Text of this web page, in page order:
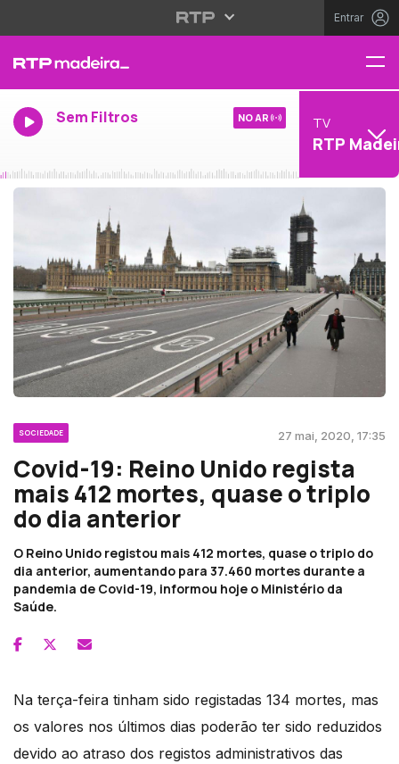
Entrar
Sem Filtros NO AR TV
RTP
SOCIEDADE 27 mai, 2020, 17:35
Covid-19: Reino Unido regista
mais 412 mortes, quase o triplo
do dia anterior
O Reino Unido registou mais 412 mortes, quase o triplo do
dia anterior, aumentando para 37.460 mortes durante a
pandemia de Covid-19, informou hoje o Ministério da
Saúde.
Na terça-feira tinham sido registadas 134 mortes, mas
os valores nos últimos dias poderão ter sido reduzidos
devido ao atraso dos registos administrativos das